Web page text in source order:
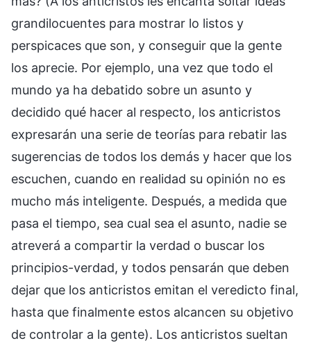
grandilocuentes para mostrar lo listos y
perspicaces que son, y conseguir que la gente
los aprecie. Por ejemplo, una vez que todo el
mundo ya ha debatido sobre un asunto y
decidido qué hacer al respecto, los anticristos
expresarán una serie de teorías para rebatir las
sugerencias de todos los demás y hacer que los
escuchen, cuando en realidad su opinión no es
mucho más inteligente. Después, a medida que
pasa el tiempo, sea cual sea el asunto, nadie se
atreverá a compartir la verdad o buscar los
principios-verdad, y todos pensarán que deben
dejar que los anticristos emitan el veredicto final,
hasta que finalmente estos alcancen su objetivo
de controlar a la gente). Los anticristos sueltan